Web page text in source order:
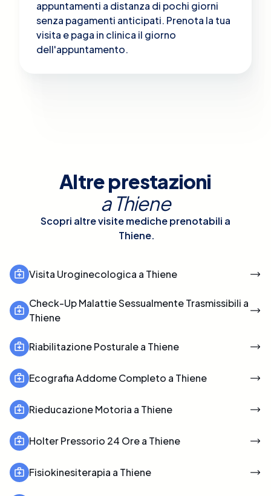
appuntamenti a distanza di pochi giorni
senza pagamenti anticipati. Prenota la tua
visita e paga in clinica il giorno
dell'appuntamento.
Altre prestazioni
a Thiene
Scopri altre visite mediche prenotabili a
Thiene.
Visita Uroginecologica a Thiene
Check-Up Malattie Sessualmente Trasmissibili a
Thiene
Riabilitazione Posturale a Thiene
Ecografia Addome Completo a Thiene
Rieducazione Motoria a Thiene
Holter Pressorio 24 Ore a Thiene
Fisiokinesiterapia a Thiene